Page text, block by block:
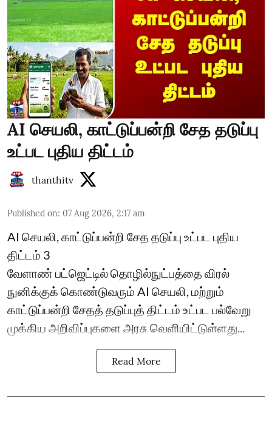
AI செயலி, காட்டுப்பன்றி சேத தடுப்பு
உட்பட புதிய திட்டம்
thanthitv
Published on: 07 Aug 2026, 2:17 am
AI செயலி, காட்டுப்பன்றி சேத தடுப்பு உட்பட புதிய
திட்டம் 3
வேளாண் பட்ஜெட்டில் தொழில்நுட்பத்தை விரல்
நுனிக்குக் கொண்டுவரும் AI செயலி, மற்றும்
காட்டுப்பன்றி சேதத் தடுப்புத் திட்டம் உட்பட பல்வேறு
முக்கிய அறிவிப்புகளை அரசு வெளியிட்டுள்ளது...
Read More